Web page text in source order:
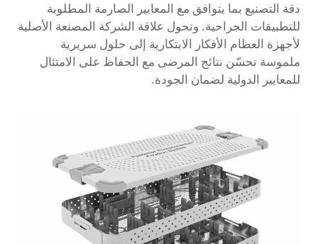
دقة التصنيع بما يتوافق مع المعايير الصارمة المطلوبة
للتطبيقات الجراحية. وتحول علاقة الشركة المصنعة الأصلية
لأجهزة العظام الأفكار الابتكارية إلى حلول سريرية
ملموسة تحسّن نتائج المرضى مع الحفاظ على الامتثال
للمعايير الدولية لضمان الجودة.